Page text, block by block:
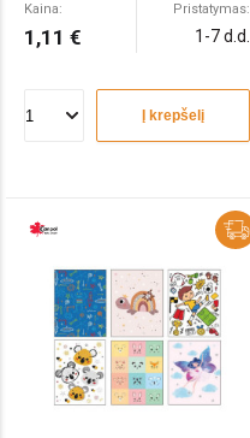
Kaina:
1,11 €
Pristatymas:
1-7 d.d.
Į krepšelį